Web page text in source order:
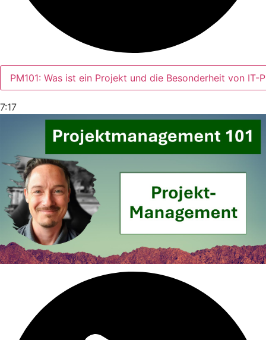
PM101: Was ist ein Projekt und die Besonderheit von IT-
7:17